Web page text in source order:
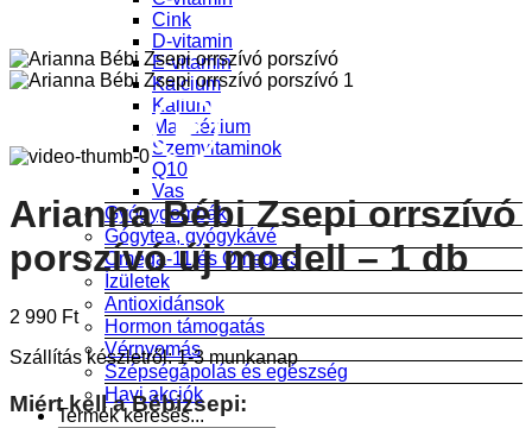
Cink
D-vitamin
E-vitamin
Kalcium
Kalium
Magnézium
Szemvitaminok
Q10
Vas
Gyógygombák
Gógytea, gyógykávé
Omega-11 és Omega-3
Ízületek
Antioxidánsok
Hormon támogatás
Vérnyomás
Szépségápolás és egészség
Havi akciók
Termék keresés...
Arianna Bébi Zsepi orrszívó
porszívó új modell – 1 db
2 990 Ft
Szállítás készletről: 1-3 munkanap
Miért kell a Bébizsepi: